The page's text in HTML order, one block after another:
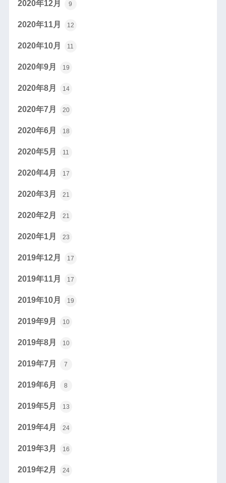
2020年12月 9
2020年11月 12
2020年10月 11
2020年9月 19
2020年8月 14
2020年7月 20
2020年6月 18
2020年5月 11
2020年4月 17
2020年3月 21
2020年2月 21
2020年1月 23
2019年12月 17
2019年11月 17
2019年10月 19
2019年9月 10
2019年8月 10
2019年7月 7
2019年6月 8
2019年5月 13
2019年4月 24
2019年3月 16
2019年2月 24